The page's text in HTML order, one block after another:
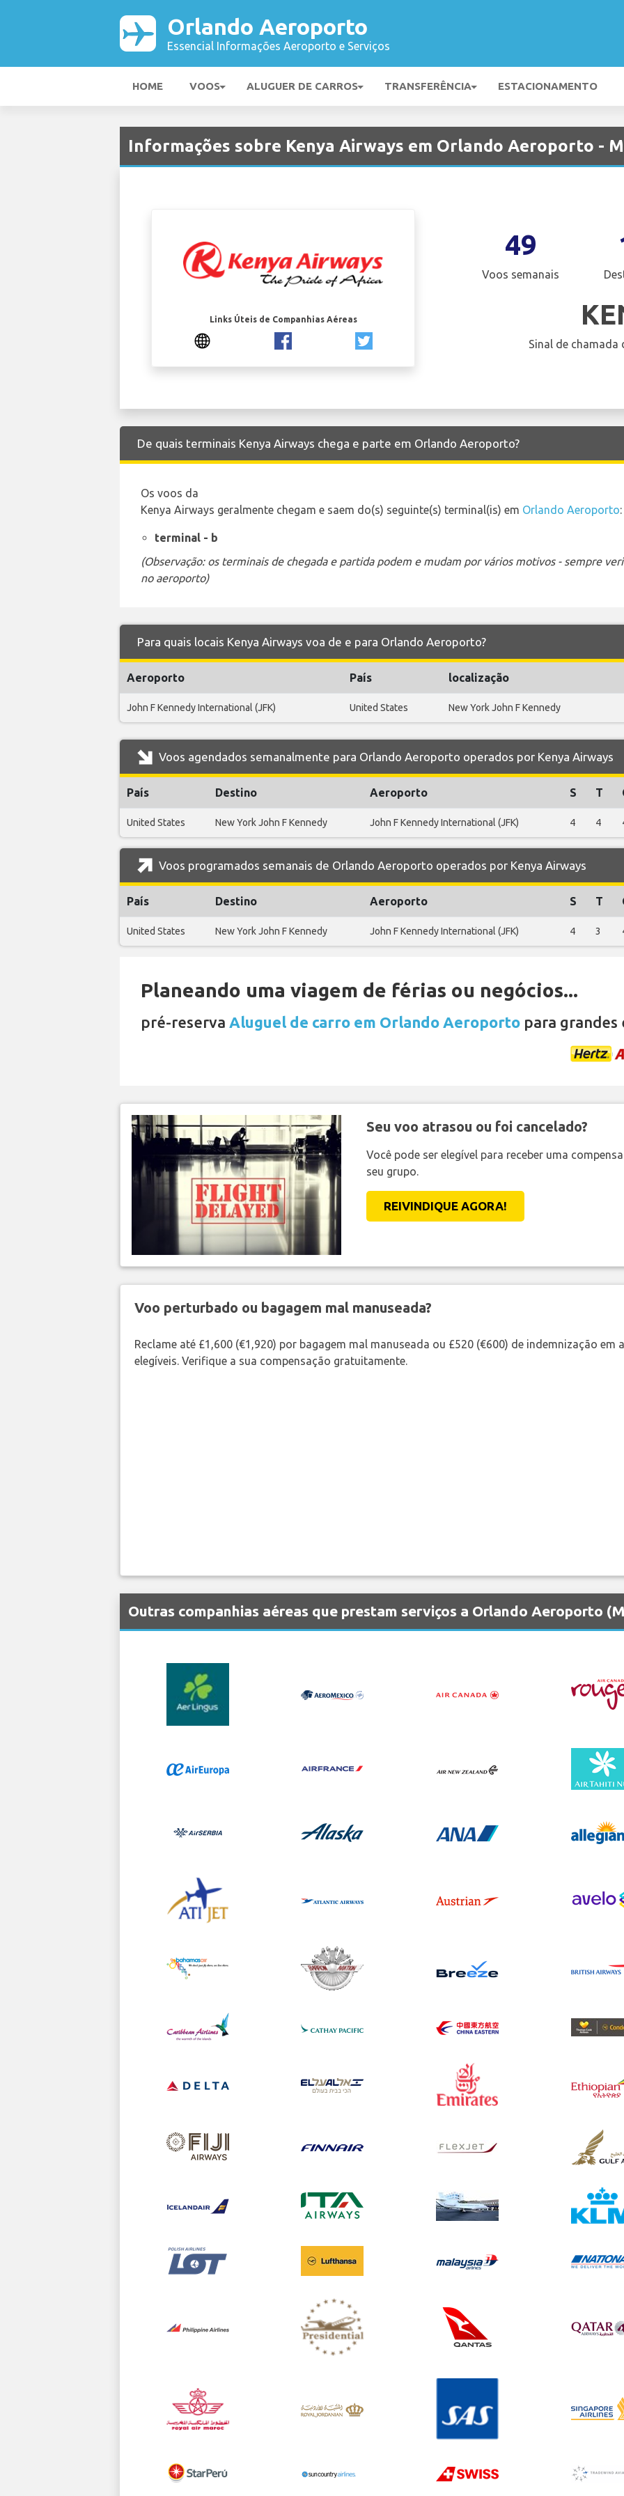
Orlando Aeroporto
Essencial Informações Aeroporto e Serviços
HOME VOOS ALUGUER DE CARROS TRANSFERÊNCIA ESTACIONAMENTO
Informações sobre Kenya Airways em Orlando Aeroporto -
Links Úteis de Companhias Aéreas
49
Voos semanais
Sinal de chamada
De quais terminais Kenya Airways chega e parte em Orlando Aeroporto?
Os voos da
Kenya Airways geralmente chegam e saem do(s) seguinte(s) terminal(is) em Orlando Aeroporto:
terminal - b
(Observação: os terminais de chegada e partida podem e mudam por vários motivos - sempre
no aeroporto)
Para quais locais Kenya Airways voa de e para Orlando Aeroporto?
Aeroporto País localização
John F Kennedy International (JFK) United States New York John F Kennedy
Voos agendados semanalmente para Orlando Aeroporto operados por Kenya Airways
País Destino Aeroporto S T
United States New York John F Kennedy John F Kennedy International (JFK) 4 4
Voos programados semanais de Orlando Aeroporto operados por Kenya Airways
País Destino Aeroporto S T
United States New York John F Kennedy John F Kennedy International (JFK) 4 3
Planeando uma viagem de férias ou negócios...
pré-reserva Aluguel de carro em Orlando Aeroporto para grandes
Seu voo atrasou ou foi cancelado?
Você pode ser elegível para receber uma
seu grupo.
REIVINDIQUE AGORA!
Voo perturbado ou bagagem mal manuseada?
Reclame até £1,600 (€1,920) por bagagem mal manuseada ou £520 (€600) de indemnização
elegíveis. Verifique a sua compensação gratuitamente.
Outras companhias aéreas que prestam serviços a Orlando Aeroporto